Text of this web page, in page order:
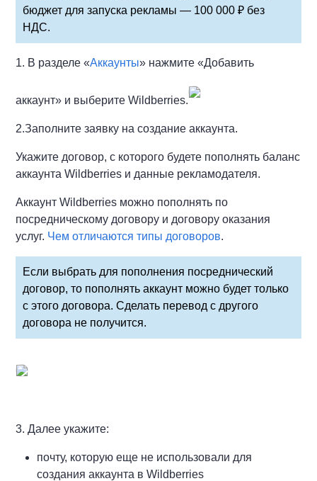
бюджет для запуска рекламы — 100 000 ₽ без
НДС.
1. В разделе «Аккаунты» нажмите «Добавить
аккаунт» и выберите Wildberries.
2.Заполните заявку на создание аккаунта.
Укажите договор, с которого будете пополнять баланс
аккаунта Wildberries и данные рекламодателя.
Аккаунт Wildberries можно пополнять по
посредническому договору и договору оказания
услуг. Чем отличаются типы договоров.
Если выбрать для пополнения посреднический
договор, то пополнять аккаунт можно будет только
с этого договора. Сделать перевод с другого
договора не получится.
3. Далее укажите:
почту, которую еще не использовали для
создания аккаунта в Wildberries